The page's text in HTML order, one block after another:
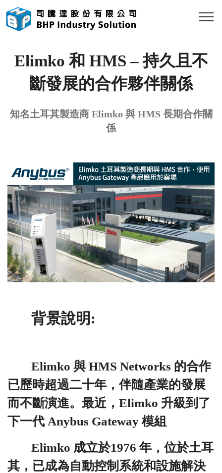
Elimko 和 HMS – 持久且不
斷發展的合作夥伴關係
知名土耳其製造商 Elimko 與 HMS 長期合作關
係
背景說明:
Elimko 與 HMS Networks 的合作
已歷時超過二十年，伴隨產業的發展
而不斷演進。最近，Elimko 升級到了
下一代 Anybus Gateway 模組
Elimko 成立於1976 年，位於土耳
其，已成為自動控制系統和設施解決